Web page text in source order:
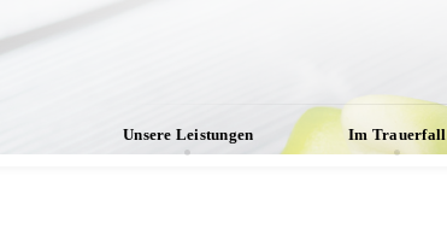
Unsere Leistungen Im Trauerfall